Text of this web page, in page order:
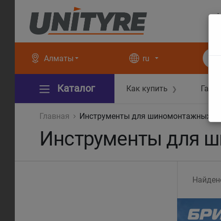
Алматы ru
Каталог Как купить ❯
Главная Инструменты для шиномонтажных
Инструменты для